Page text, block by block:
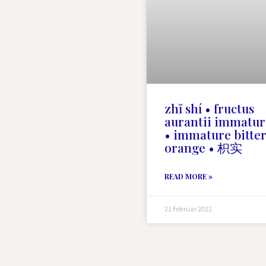
zhĭ shí • fructus
aurantii
• immature bitter
orange • 枳实
READ MORE »
21 Februar 2022